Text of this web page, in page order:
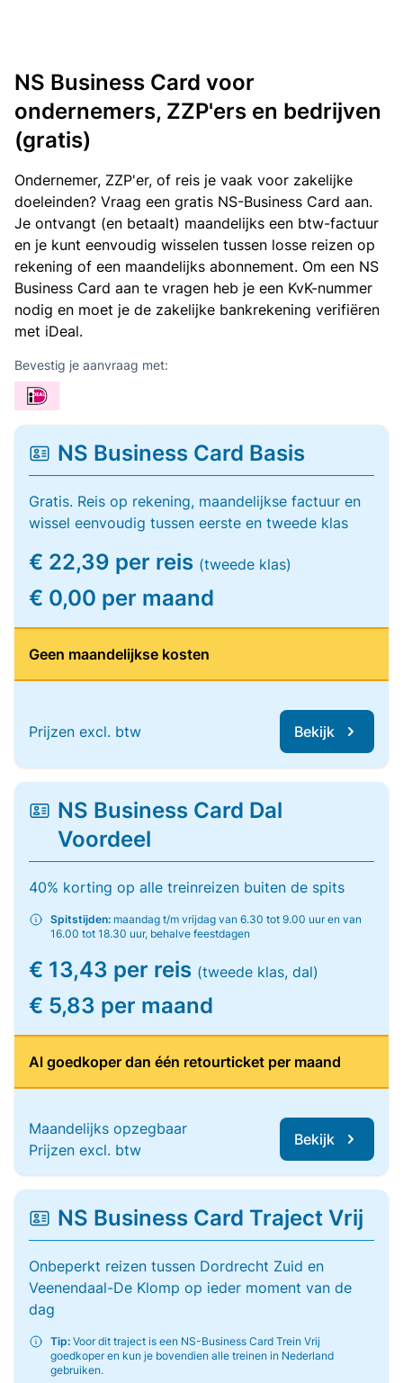
NS Business Card voor
ondernemers, ZZP'ers en bedrijven
(gratis)
Ondernemer, ZZP'er, of reis je vaak voor zakelijke
doeleinden? Vraag een gratis NS-Business Card aan.
Je ontvangt (en betaalt) maandelijks een btw-factuur
en je kunt eenvoudig wisselen tussen losse reizen op
rekening of een maandelijks abonnement. Om een NS
Business Card aan te vragen heb je een KvK-nummer
nodig en moet je de zakelijke bankrekening verifiëren
met iDeal.
Bevestig je aanvraag met:
NS Business Card Basis
Gratis. Reis op rekening, maandelijkse factuur en
wissel eenvoudig tussen eerste en tweede klas
€ 22,39 per reis (tweede klas)
€ 0,00 per maand
Geen maandelijkse kosten
Prijzen excl. btw Bekijk
NS Business Card Dal
Voordeel
40% korting op alle treinreizen buiten de spits
Spitstijden: maandag t/m vrijdag van 6.30 tot 9.00 uur en van
16.00 tot 18.30 uur, behalve feestdagen
€ 13,43 per reis (tweede klas, dal)
€ 5,83 per maand
Al goedkoper dan één retourticket per maand
Maandelijks opzegbaar
Prijzen excl. btw
Bekijk
NS Business Card Traject Vrij
Onbeperkt reizen tussen Dordrecht Zuid en
Veenendaal-De Klomp op ieder moment van de
dag
Tip: Voor dit traject is een NS-Business Card Trein Vrij
goedkoper en kun je bovendien alle treinen in Nederland
gebruiken.